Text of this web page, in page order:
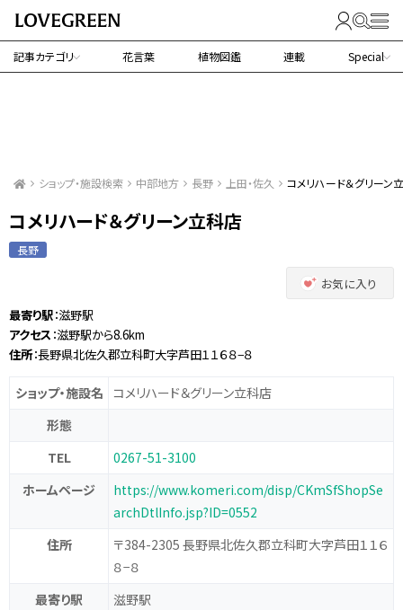
記事カテゴリ 花言葉 植物図鑑 連載 Special
ショップ・施設検索 中部地方 長野 上田・佐久 コメリハード＆グリーン
コメリハード＆グリーン立科店
長野
お気に入り
最寄り駅：滋野駅
アクセス ：滋野駅から8.6km
住所：長野県北佐久郡立科町大字芦田１１６８−８
ショップ・施設名 コメリハード＆グリーン立科店
形態
TEL
0267-51-3100
ホームページ
https://www.komeri.com/disp/CKmSfShopSe
archDtlInfo.jsp?ID=0552
住所
〒384-2305 長野県北佐久郡立科町大字芦田１１６
８−８
最寄り駅
滋野駅